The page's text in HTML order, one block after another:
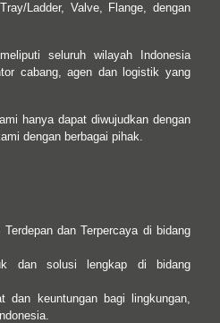
Ladder, Valve, Flange, dengan
seluruh wilayah Indonesia
cabang, agen dan logistik yang
hanya dapat diwujudkan dengan
dengan berbagai pihak.
Terdepan dan Terpercaya di bidang
dan solusi lengkap di bidang
dan keuntungan bagi lingkungan,